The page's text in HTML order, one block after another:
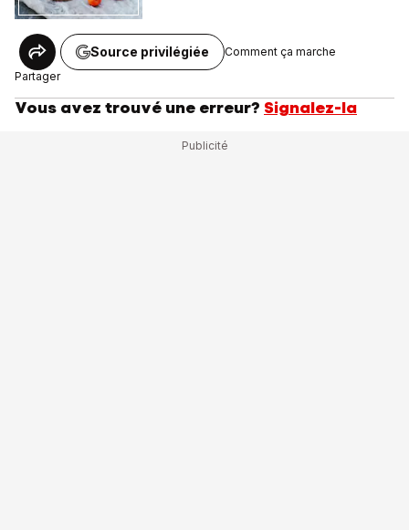
Partager
Source privilégiée Comment ça marche
Vous avez trouvé une erreur? Signalez-la